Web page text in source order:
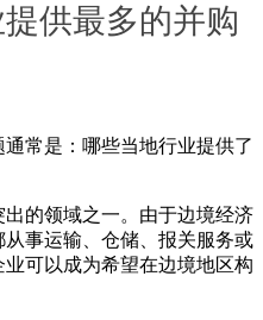
供最多的并购
常是：哪些当地行业提供了
的领域之一。由于边境经济
事运输、仓储、报关服务或
可以成为希望在边境地区构